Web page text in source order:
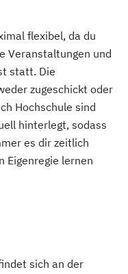
flexibel, da du
Veranstaltungen und
statt. Die
zugeschickt oder
Hochschule sind
hinterlegt, sodass
es dir zeitlich
Eigenregie lernen
sich an der